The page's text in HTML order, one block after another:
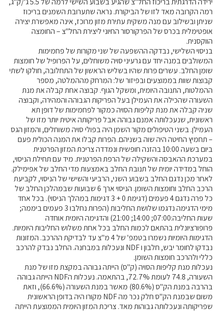
בריאות העצם
חלב וספורט
מיתוסים נפוצים
אתר מקצועי לאנשי המקצוע
מאמרים על חלב
וובינרים לאנשי מקצוע
מידעונים
מחקרים
מתכונים
רמה הקרובה מאד לזו של הביקורת. נראה שתערובת השמנים בריכוז
שניתן ובשילוב עם מנה משקית עתירת מזון מרוכז, אינה מאפשרת יצירה
אופטימלית בכרס של הפרקורסור החיוני ליצירת החל"צ – החומצה
הווקסנית.
בניסוי השלישי, נבדקה ההשפעה של שני מקורות של פחמימות
המשולבים במנה יחד עם גרעיני סויה משוחלים, על הפרופיל של חומצות
שומן החלב. עשרים פרות שהיו בשליש הראשון של התחלובה, חולקו לשתי
קבוצות שוות בממוצעים ובפיזור של: המרחק מההמלטה, מספר
ההמלטות, התנובה היומית, ומשקל הגוף. קבוצה אחת קבלה את מנת
השעורה שהכילה את העמילן בעל הפריקות הגבוהה והמהירה, וקבוצה
שניה קבלה את מנת קליפות הסויה כמקור לפחמימות של דופן תא
ראשונית, שנעכלותה אמנם גבוהה אבל פריקותה איטית יותר מזו של
העמילן. בשני הטיפולים מקור השמן היה בפולי סויה משוחלים, והמזון הגס
– תחמיץ החיטה היה שוה בשניהם. הפרות קבלו את המנה הכולית פעם
ביום בשעה 10:00 בהזנה חופשית ונמדדה צריכת המזון הפרטנית
במערכת ההאבסה והשקילה של הרפת הפרטנית. מיד עם תחילת הניסוי,
הוחל במדידה יומית של תנובת החלב באמצעות מדי החלב של אפימילק.
לאחר מכן נדגם החלב בשבוע השני, הרביעי והשישי של הניסוי, לקביעת
הרכב החלב וחומצות השומן. הניסוי ארך 6 שבועות שבמהלכן החלב של
כל פרה נדגם 4 פעמים (דגימת 0 + 3 דגימות במהלך הניסוי). בכל אחד
מימי הדגימה נדגמו שלושת החליבות (הפרות נחלבו 3 פעמים ביממה;
שעות החליבה:07:00; 14:00; 21:00) והדגימה היומית אוחדה
פרופורציונלית בהתאם לכמות החלב בכל אחת משלוש החליבות היומיות.
הדגימות היומיות נשמרו בטמפ' של 4 מ"צ עד לבדיקת ההרכב. המזונות
נבדקו לחומר יבש, חלבון ו NDF ונעכלות במבחנה. החלב נבדק להרכב
כללי ולהרכב חומצות השומן.
נעכלות מנת קליפות הסויה (ק"ס) הייתה גבוהה במקצת מזו של מנת
השעורה, 74.8 לעומת 72.7%, בהתאמה. נעכלות הNDF הייתה גבוהה
בהרבה במנת הק"ס (80.6%) מאשר במנת השעורה (66.6%), וזאת
משום שבמנת הק"ס חלק נכר מה NDF מקורו היה בדופן הראשונית
שפריקותה ונעכלותה גבוהות מאד. צריכת המזון היומית הממוצעת הייתה